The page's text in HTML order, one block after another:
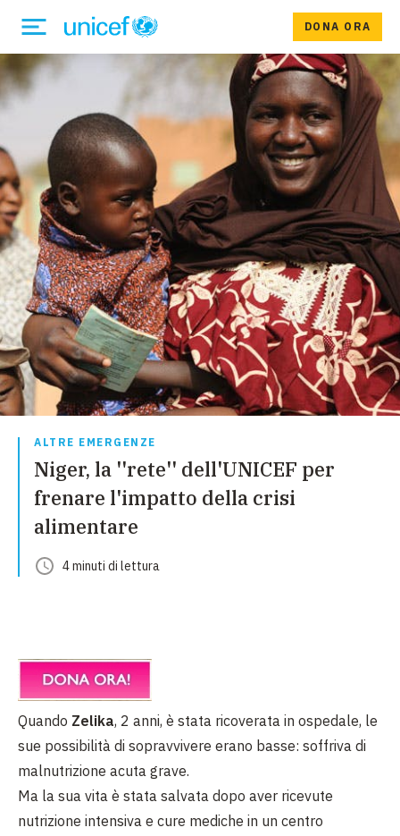
DONA ORA
ALTRE EMERGENZE
Niger, la ''rete'' dell'UNICEF per
frenare l'impatto della crisi
alimentare
4minuti di lettura
Quando Zelika, 2 anni, è stata ricoverata in ospedale, le
sue possibilità di sopravvivere erano basse: soffriva di
malnutrizione acuta grave.
Ma la sua vita è stata salvata dopo aver ricevute
nutrizione intensiva e cure mediche in un centro